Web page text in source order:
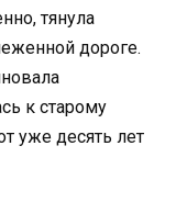
тянула
дороге.
к старому
уже десять лет